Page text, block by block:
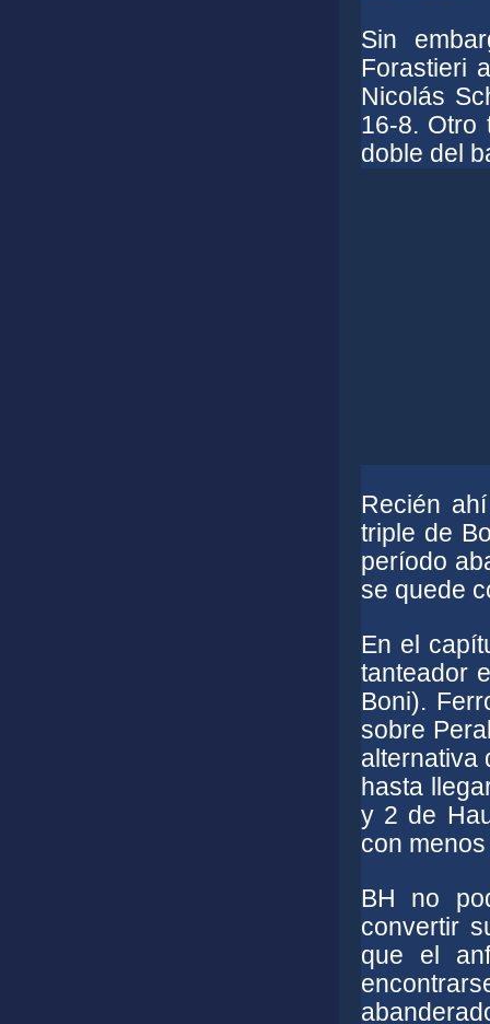
Sin
Forastieri
Nicolás
16-8. Otro
doble del
Recién
triple de
período
se quede
En el
tanteador
Boni).
sobre
alternativa
hasta
y 2 de
con
BH no
convertir
que el